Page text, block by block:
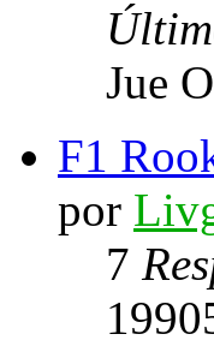
Jue
F1
por
7